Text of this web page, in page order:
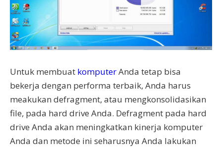
Untuk membuat komputerAnda tetap bisa
bekerja dengan performa terbaik, Anda harus
meakukan defragment, atau mengkonsolidasikan
file, pada hard drive Anda. Defragment pada hard
drive Anda akan meningkatkan kinerja komputer
Anda dan metode ini seharusnya Anda lakukan